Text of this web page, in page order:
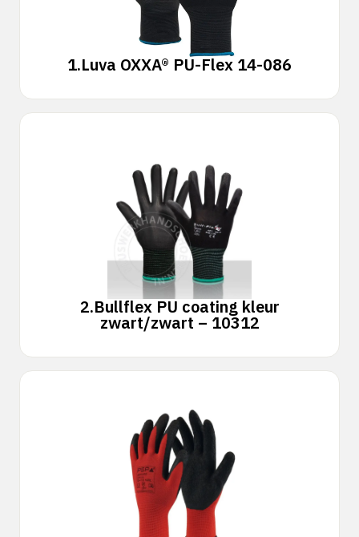
1.Luva OXXA® PU-Flex 14-086
2.Bullflex PU coating kleur
zwart/zwart – 10312